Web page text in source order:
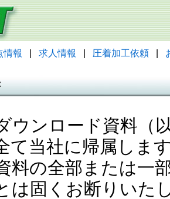
情報 求人情報 圧着加工依頼
ウンロード資料（
て当社に帰属しま
料の全部または一
は固くお断りいた